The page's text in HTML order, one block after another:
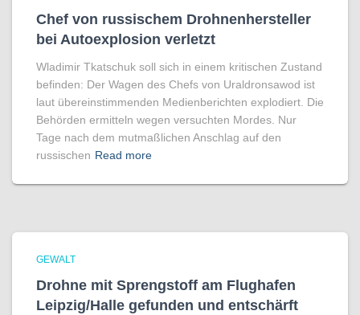
Chef von russischem Drohnenhersteller
bei Autoexplosion verletzt
Wladimir Tkatschuk soll sich in einem kritischen Zustand
befinden: Der Wagen des Chefs von Uraldronsawod ist
laut übereinstimmenden Medienberichten explodiert. Die
Behörden ermitteln wegen versuchten Mordes. Nur
Tage nach dem mutmaßlichen Anschlag auf den
russischen Read more
GEWALT
Drohne mit Sprengstoff am Flughafen
Leipzig/Halle gefunden und entschärft